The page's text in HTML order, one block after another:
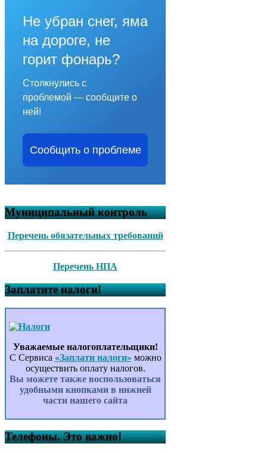
Не убран снег, яма
на дороге, не
горит фонарь?
Столкнулись с
проблемой — сообщите о
ней!
Сообщить о проблеме
Муниципальный контроль
Перечень обязательных требований
Перечень НПА
Заплатите налоги!
Уважаемые налогоплательщики!
С Сервиса «Заплати налоги» можно
осуществить оплату налогов.
Вы можете также воспользоваться
удобными кнопками в нижней
части нашего сайта
Телефоны. Это важно!